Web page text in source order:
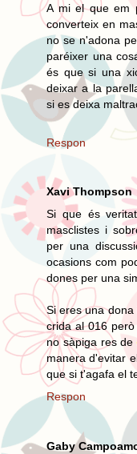
A mi el que em
converteix en
no se n'adona
paréixer una
és que si una
deixar a la
si es deixa
Respon
Xavi Thompson
Si que és
masclistes i
per una
ocasions com
dones per una
Si eres una
crida al 016
no sàpiga res
manera d'evitar
que si t'agafa el
Respon
Gaby